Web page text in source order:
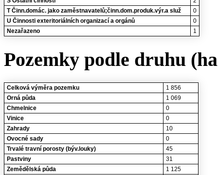
T Činn.domác. jako zaměstnavatelů;činn.dom.produk.výr.a služ
0
U Činnosti exteritoriálních organizací a orgánů
0
Nezařazeno
1
Pozemky podle druhu
Celková výměra pozemku
1 856
Orná půda
1 069
Chmelnice
0
Vinice
0
Zahrady
10
Ovocné sady
0
Trvalé travní porosty (býv.louky)
45
Pastviny
31
Zemědělská půda
1 125